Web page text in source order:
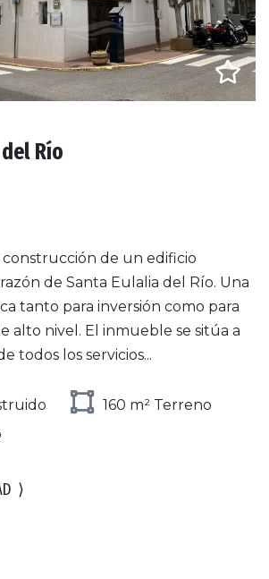
Río
de un edificio
de Santa Eulalia del Río. Una
tanto para inversión como para
alto nivel. El inmueble se sitúa a
todos los servicios...
160 m² Terreno
⟩